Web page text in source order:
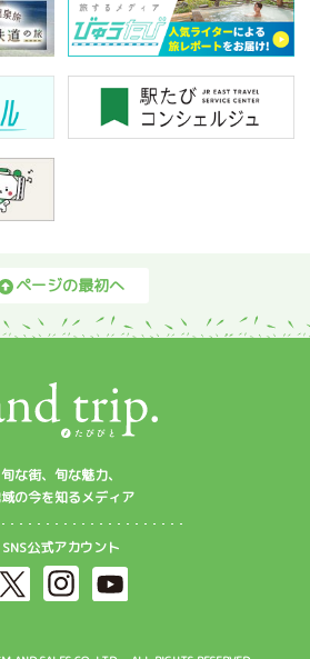
ページの最初へ
旬な街、旬な魅力、
の今を知るメディア
SNS公式アカウント